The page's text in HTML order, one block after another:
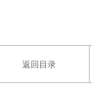
返回目录